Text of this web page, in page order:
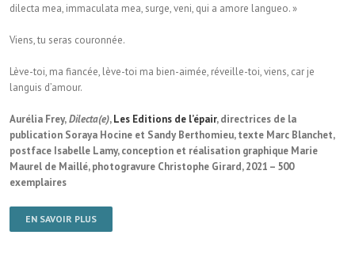
dilecta mea, immaculata mea, surge, veni, qui a amore langueo. »
Viens, tu seras couronnée.
Lève-toi, ma fiancée, lève-toi ma bien-aimée, réveille-toi, viens, car je
languis d’amour.
Aurélia Frey,Dilecta(e),Les Editions de l’épair, directrices de la
publication Soraya Hocine et Sandy Berthomieu, texte Marc Blanchet,
postface Isabelle Lamy, conception et réalisation graphique Marie
Maurel de Maillé, photogravure Christophe Girard, 2021 – 500
exemplaires
EN SAVOIR PLUS